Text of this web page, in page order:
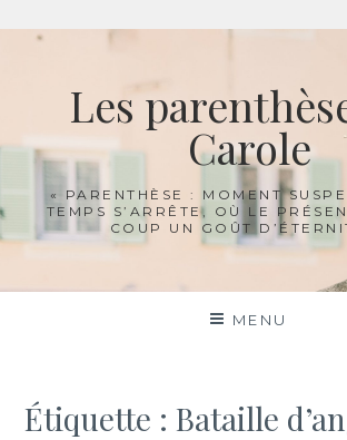
Aller
Les
Carole
« PARENTHÈSE : MOMENT
TEMPS S’ARRÊTE, OÙ LE
COUP UN GOÛT
MENU
Étiquette :Bataille